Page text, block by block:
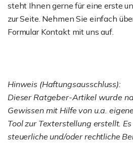
steht Ihnen gerne für eine erste
zur Seite. Nehmen Sie einfach
Formular Kontakt mit uns auf.
Hinweis (Haftungsausschluss):
Dieser Ratgeber-Artikel wurde
Gewissen mit Hilfe von u.a.
Tool zur Texterstellung erstellt.
steuerliche und/oder rechtliche